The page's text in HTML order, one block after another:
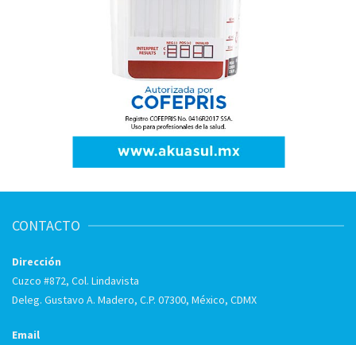
CONTACTO
Dirección
Cuzco #872, Col. Lindavista
Deleg. Gustavo A. Madero, C.P. 07300, México, CDMX
Email